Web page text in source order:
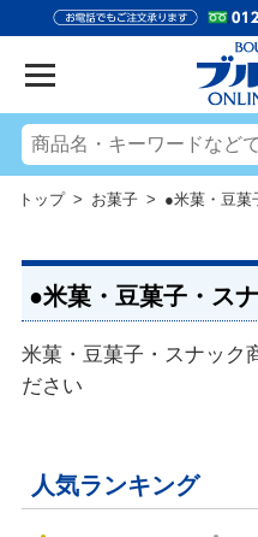
トップ> お菓子 > ●米菓・豆菓
●米菓・豆菓子・ス
米菓・豆菓子・スナック
ださい
人気ランキング